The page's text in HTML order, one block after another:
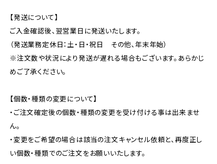
【発送について】
ご入金確認後、翌営業日に発送いたします。
（発送業務定休日：土・日・祝日 その他、年末年始）
※注文数や状況により発送が遅れる場合もございます。あらかじ
めご了承ください。
【個数・種類の変更について】
・ご注文確定後の個数・種類の変更を受け付ける事は出来ませ
ん。
・変更をご希望の場合は該当の注文キャンセル依頼と、再度正し
い個数・種類でのご注文をお願いいたします。